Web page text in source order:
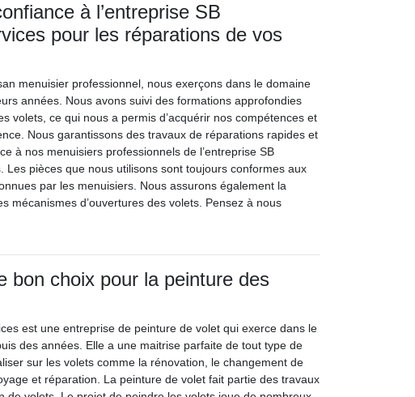
à l’entreprise SB
pour les réparations de vos
menuisier professionnel, nous exerçons dans le domaine
années. Nous avons suivi des formations approfondies
volets, ce qui nous a permis d’acquérir nos compétences et
Nous garantissons des travaux de réparations rapides et
à nos menuisiers professionnels de l’entreprise SB
Les pièces que nous utilisons sont toujours conformes aux
par les menuisiers. Nous assurons également la
mécanismes d’ouvertures des volets. Pensez à nous
bon choix pour la peinture des
est une entreprise de peinture de volet qui exerce dans le
des années. Elle a une maitrise parfaite de tout type de
sur les volets comme la rénovation, le changement de
et réparation. La peinture de volet fait partie des travaux